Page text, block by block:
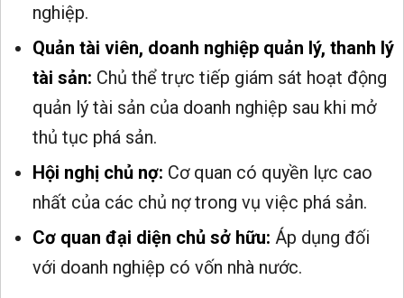
nghiệp.
Quản tài viên, doanh nghiệp quản lý, thanh lý
tài sản: Chủ thể trực tiếp giám sát hoạt động
quản lý tài sản của doanh nghiệp sau khi mở
thủ tục phá sản.
Hội nghị chủ nợ: Cơ quan có quyền lực cao
nhất của các chủ nợ trong vụ việc phá sản.
Cơ quan đại diện chủ sở hữu: Áp dụng đối
với doanh nghiệp có vốn nhà nước.